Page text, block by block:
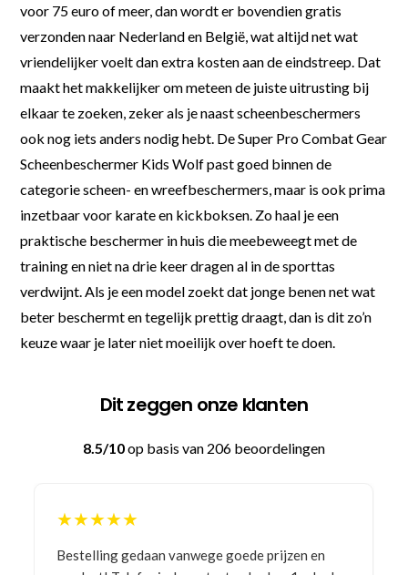
voor 75 euro of meer, dan wordt er bovendien gratis
verzonden naar Nederland en België, wat altijd net wat
vriendelijker voelt dan extra kosten aan de eindstreep. Dat
maakt het makkelijker om meteen de juiste uitrusting bij
elkaar te zoeken, zeker als je naast scheenbeschermers
ook nog iets anders nodig hebt. De Super Pro Combat Gear
Scheenbeschermer Kids Wolf past goed binnen de
categorie scheen- en wreefbeschermers, maar is ook prima
inzetbaar voor karate en kickboksen. Zo haal je een
praktische beschermer in huis die meebeweegt met de
training en niet na drie keer dragen al in de sporttas
verdwijnt. Als je een model zoekt dat jonge benen net wat
beter beschermt en tegelijk prettig draagt, dan is dit zo’n
keuze waar je later niet moeilijk over hoeft te doen.
Dit zeggen onze klanten
8.5/10op basis van 206 beoordelingen
★★★★★
Bestelling gedaan vanwege goede prijzen en